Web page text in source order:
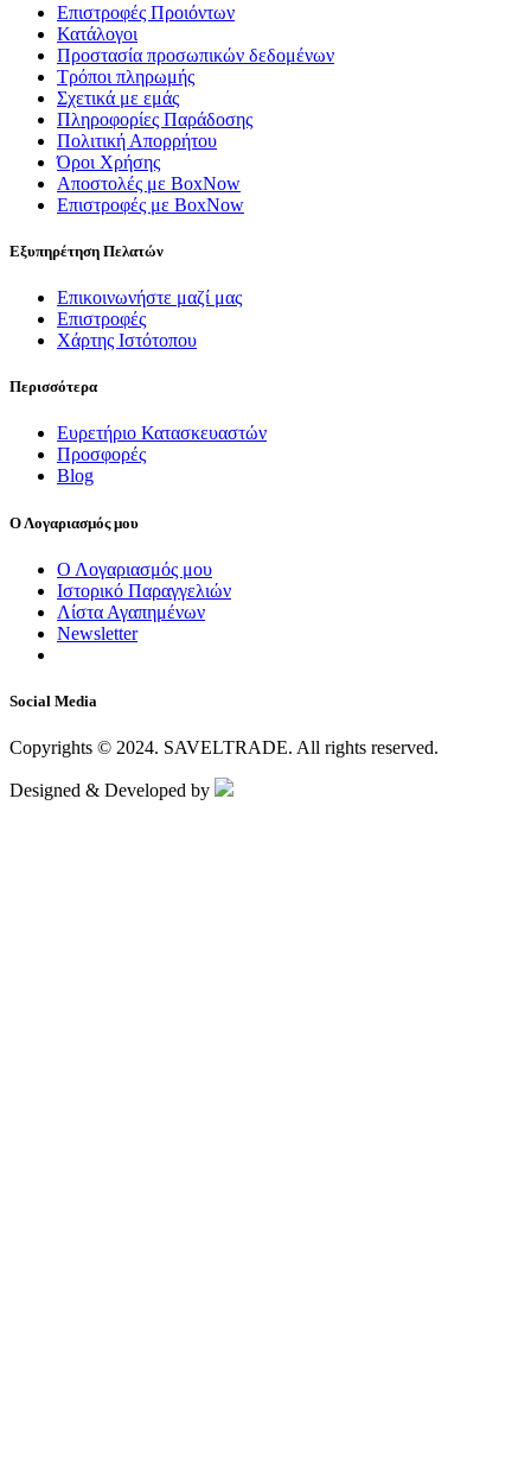
Επιστροφές Προιόντων
Κατάλογοι
Προστασία προσωπικών δεδομένων
Τρόποι πληρωμής
Σχετικά με εμάς
Πληροφορίες Παράδοσης
Πολιτική Απορρήτου
Όροι Χρήσης
Αποστολές με BoxNow
Επιστροφές με BoxNow
Εξυπηρέτηση Πελατών
Επικοινωνήστε μαζί μας
Επιστροφές
Χάρτης Ιστότοπου
Περισσότερα
Ευρετήριο Κατασκευαστών
Προσφορές
Blog
Ο Λογαριασμός μου
Ο Λογαριασμός μου
Ιστορικό Παραγγελιών
Λίστα Αγαπημένων
Newsletter
Social Media
Copyrights © 2024. SAVELTRADE. All rights reserved.
Designed & Developed by